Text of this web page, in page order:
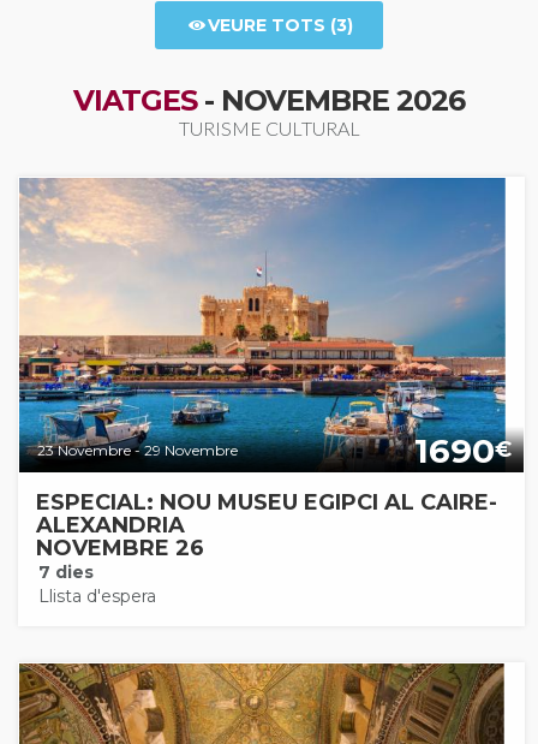
VEURE TOTS (3)
VIATGES- NOVEMBRE 2026
TURISME CULTURAL
23 Novembre - 29 Novembre 1690€
ESPECIAL: NOU MUSEU EGIPCI AL CAIRE-
ALEXANDRIA
NOVEMBRE 26
7 dies
Llista d'espera